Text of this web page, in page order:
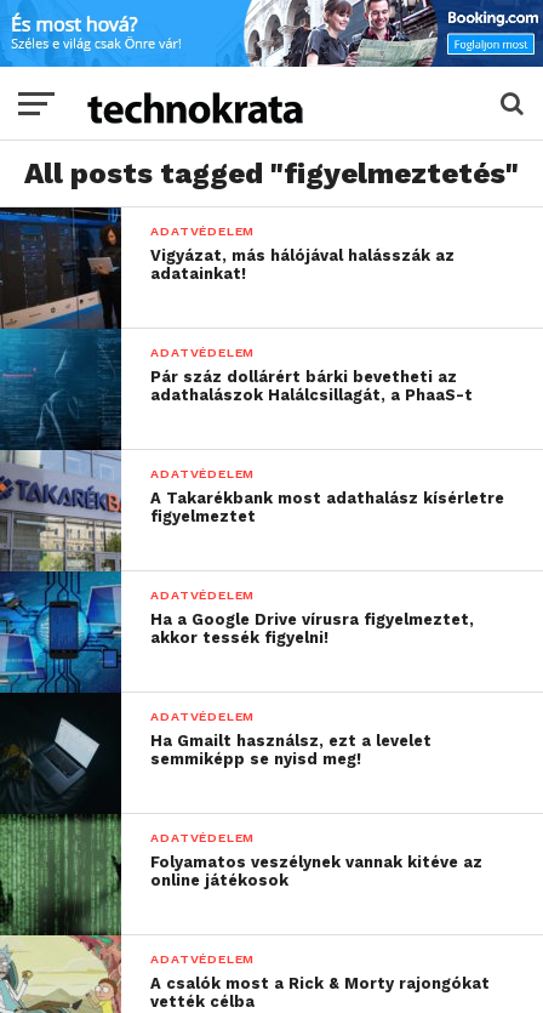
All posts tagged "figyelmeztetés"
ADATVÉDELEM
Vigyázat, más hálójával halásszák az
adatainkat!
ADATVÉDELEM
Pár száz dollárért bárki bevetheti az
adathalászok Halálcsillagát, a PhaaS-t
ADATVÉDELEM
A Takarékbank most adathalász kísérletre
figyelmeztet
ADATVÉDELEM
Ha a Google Drive vírusra figyelmeztet,
akkor tessék figyelni!
ADATVÉDELEM
Ha Gmailt használsz, ezt a levelet
semmiképp se nyisd meg!
ADATVÉDELEM
Folyamatos veszélynek vannak kitéve az
online játékosok
ADATVÉDELEM
A csalók most a Rick & Morty rajongókat
vették célba